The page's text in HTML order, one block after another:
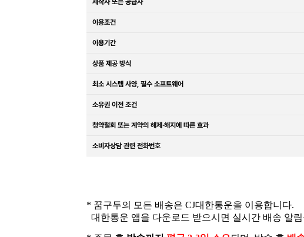
제작자 또는 공급자
이용조건
이용기간
상품 제공 방식
최소 시스템 사양, 필수 소프트웨어
소유권 이전 조건
청약철회 또는 계약의 해제·해지에 따른 효과
소비자상담 관련 전화번호
* 꿈구두의 모든 배송은 CJ대한통운을 이용합니다.
대한통운 앱을 다운로드 받으시면 실시간 배송 알